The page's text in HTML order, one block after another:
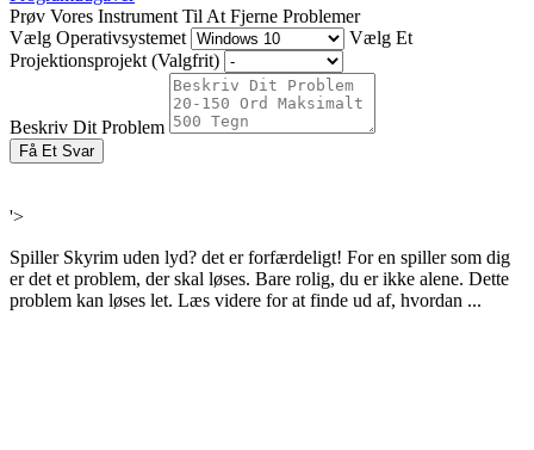
Prøv Vores Instrument Til At Fjerne Problemer
Vælg Operativsystemet
Vælg Et
Projektionsprojekt (Valgfrit)
Beskriv Dit Problem
Få Et Svar
'>
Spiller Skyrim uden lyd? det er forfærdeligt! For en spiller som dig
er det et problem, der skal løses. Bare rolig, du er ikke alene. Dette
problem kan løses let. Læs videre for at finde ud af, hvordan ...